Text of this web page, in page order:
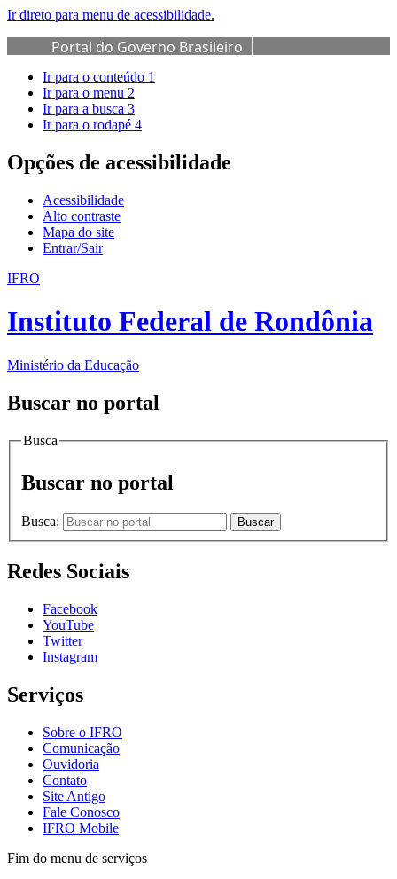
Ir direto para menu de acessibilidade.
Portal do Governo Brasileiro
Ir para o conteúdo 1
Ir para o menu 2
Ir para a busca 3
Ir para o rodapé 4
Opções de acessibilidade
Acessibilidade
Alto contraste
Mapa do site
Entrar/Sair
IFRO
Instituto Federal de Rondônia
Ministério da Educação
Buscar no portal
Busca
Buscar no portal
Busca: Buscar
Redes Sociais
Facebook
YouTube
Twitter
Instagram
Serviços
Sobre o IFRO
Comunicação
Ouvidoria
Contato
Site Antigo
Fale Conosco
IFRO Mobile
Fim do menu de serviços